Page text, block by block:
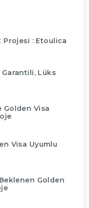
: Etoulica
Lüks
Golden Visa
Visa Uyumlu
Golden